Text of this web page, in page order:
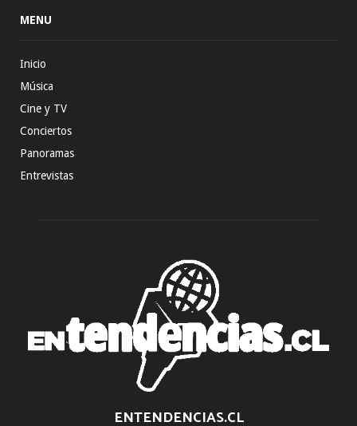
MENU
Inicio
Música
Cine y TV
Conciertos
Panoramas
Entrevistas
ENTENDENCIAS.CL